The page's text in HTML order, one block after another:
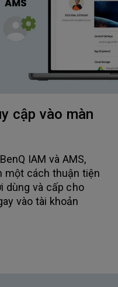
cập vào màn
IAM và AMS,
một cách thuận tiện
dùng và cấp cho
vào tài khoản